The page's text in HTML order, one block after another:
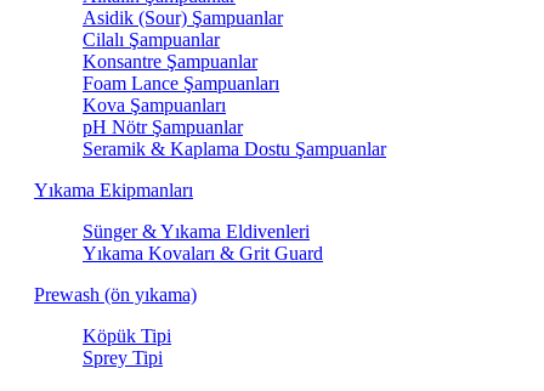
Asidik (Sour) Şampuanlar
Cilalı Şampuanlar
Konsantre Şampuanlar
Foam Lance Şampuanları
Kova Şampuanları
pH Nötr Şampuanlar
Seramik & Kaplama Dostu Şampuanlar
Yıkama Ekipmanları
Sünger & Yıkama Eldivenleri
Yıkama Kovaları & Grit Guard
Prewash (ön yıkama)
Köpük Tipi
Sprey Tipi